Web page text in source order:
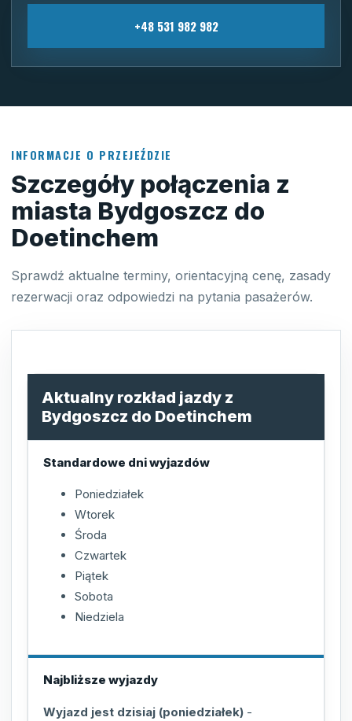
+48 531 982 982
INFORMACJE O PRZEJEŹDZIE
Szczegóły połączenia z
miasta Bydgoszcz do
Doetinchem
Sprawdź aktualne terminy, orientacyjną cenę, zasady
rezerwacji oraz odpowiedzi na pytania pasażerów.
Aktualny rozkład jazdy z
Bydgoszcz do Doetinchem
Standardowe dni wyjazdów
Poniedziałek
Wtorek
Środa
Czwartek
Piątek
Sobota
Niedziela
Najbliższe wyjazdy
Wyjazd jest dzisiaj (poniedziałek) -